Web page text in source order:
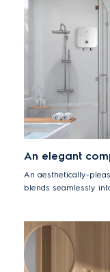
An elegant
An aesthetically-
blends seamlessly